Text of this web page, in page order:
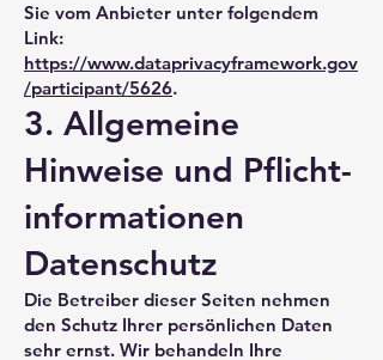
Sie vom Anbieter unter folgendem
Link:
https://www.dataprivacyframework.gov
/participant/5626.
3. Allgemeine
Hinweise und Pflicht­
informationen
Datenschutz
Die Betreiber dieser Seiten nehmen
den Schutz Ihrer persönlichen Daten
sehr ernst. Wir behandeln Ihre